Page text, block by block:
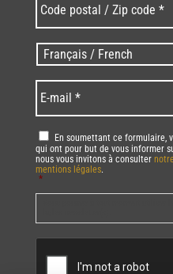
postal
/
Zip
code
* *
Langues
/
Language *
mail *
RGPD *
En soumettant ce formulaire,
qui ont pour but de vous informer
nous vous invitons à consulter
mentions légales.
*